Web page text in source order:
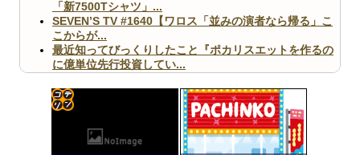
「新7500Tシャツ」...
SEVEN’S TV #1640【ワロス「並みの演者なら帰る」こ
こからが...
最近知ってびっくりしたこと『ポカリスエットを作るの
に億単位先行投資してい...
ますｗ」←これどうす...
【閲覧注意】俺が近くにいると機械が壊れるんだけどさ
【画像】ペプシコーラ社、「こういうのでいいんだよ」
な新商品を発売